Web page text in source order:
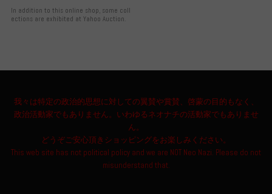
In addition to this online shop, some coll
ections are exhibited at Yahoo Auction.
我々は特定の政治的思想に対しての翼賛や賞賛、啓蒙の目的もなく、
政治活動家でもありません。いわゆるネオナチの活動家でもありませ
ん。
どうぞご安心頂きショッピングをお楽しみください。
This web site has not political policy and we are NOT Neo Nazi. Please do not
misunderstand that.